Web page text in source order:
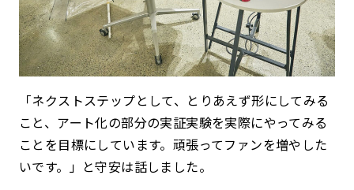
「ネクストステップとして、とりあえず形にしてみる
こと、アート化の部分の実証実験を実際にやってみる
ことを目標にしています。頑張ってファンを増やした
いです。」と守安は話しました。